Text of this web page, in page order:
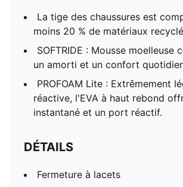
La tige des chaussures est
moins 20 % de matériaux
SOFTRIDE : Mousse moelleuse
un amorti et un confort
PROFOAM Lite : Extrêmement
réactive, l'EVA à haut rebond
instantané et un port réactif.
DÉTAILS
Fermeture à lacets